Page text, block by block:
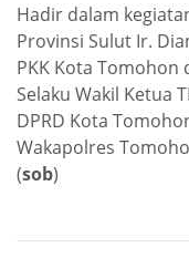
Hadir dalam
Provinsi Sulut Ir.
PKK Kota Tomohon
Selaku Wakil Ketua
DPRD Kota
Wakapolres
(sob)